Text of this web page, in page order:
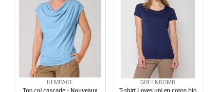
HEMPAGE GREENBOMB